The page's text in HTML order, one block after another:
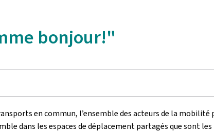
bonjour!"
en commun, l’ensemble des acteurs de la
dans les espaces de déplacement partagés que sont